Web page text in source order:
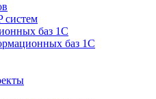
систем
баз 1С
баз 1С